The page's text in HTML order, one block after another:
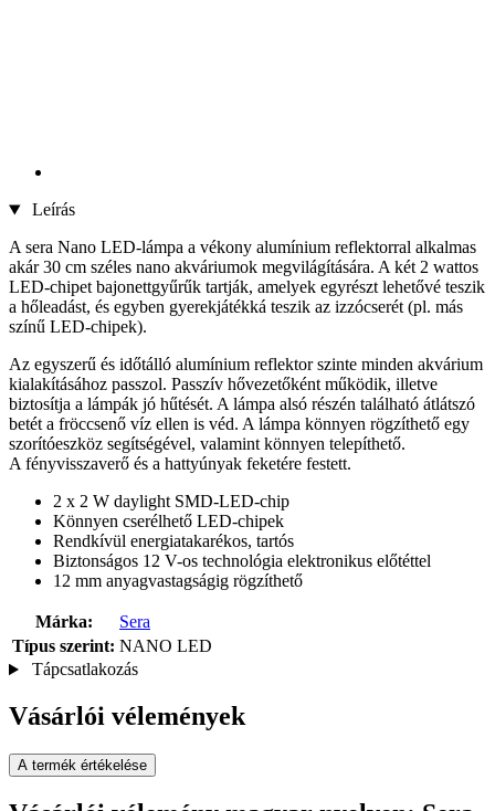
Leírás
A sera Nano LED-lámpa a vékony alumínium reflektorral alkalmas
akár 30 cm széles nano akváriumok megvilágítására. A két 2 wattos
LED-chipet bajonettgyűrűk tartják, amelyek egyrészt lehetővé teszik
a hőleadást, és egyben gyerekjátékká teszik az izzócserét (pl. más
színű LED-chipek).
Az egyszerű és időtálló alumínium reflektor szinte minden akvárium
kialakításához passzol. Passzív hővezetőként működik, illetve
biztosítja a lámpák jó hűtését. A lámpa alsó részén található átlátszó
betét a fröccsenő víz ellen is véd. A lámpa könnyen rögzíthető egy
szorítóeszköz segítségével, valamint könnyen telepíthető.
A fényvisszaverő és a hattyúnyak feketére festett.
2 x 2 W daylight SMD-LED-chip
Könnyen cserélhető LED-chipek
Rendkívül energiatakarékos, tartós
Biztonságos 12 V-os technológia elektronikus előtéttel
12 mm anyagvastagságig rögzíthető
Márka:
Sera
Típus szerint: NANO LED
Tápcsatlakozás
Vásárlói vélemények
A termék értékelése